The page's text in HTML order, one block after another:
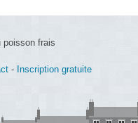
poisson frais
- Inscription gratuite